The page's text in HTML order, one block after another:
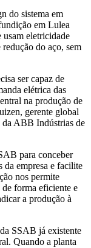
do sistema em
em Lulea
usam eletricidade
do aço, sem
ser capaz de
elétrica das
na produção de
gerente global
da ABB Indústrias de
para conceber
da empresa e facilite
nos permite
forma eficiente e
a produção à
SSAB já existente
Quando a planta